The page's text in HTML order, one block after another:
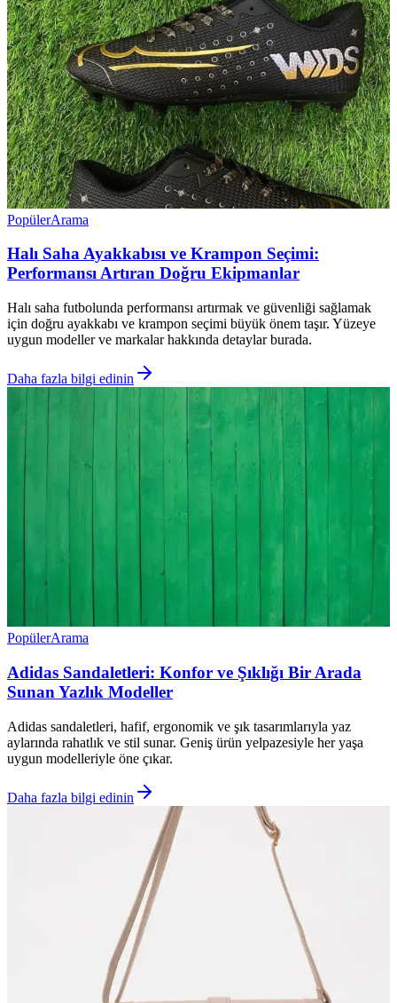
PopülerArama
Halı Saha Ayakkabısı ve Krampon Seçimi:
Performansı Artıran Doğru Ekipmanlar
Halı saha futbolunda performansı artırmak ve güvenliği sağlamak
için doğru ayakkabı ve krampon seçimi büyük önem taşır. Yüzeye
uygun modeller ve markalar hakkında detaylar burada.
Daha fazla bilgi edinin
PopülerArama
Adidas Sandaletleri: Konfor ve Şıklığı Bir Arada
Sunan Yazlık Modeller
Adidas sandaletleri, hafif, ergonomik ve şık tasarımlarıyla yaz
aylarında rahatlık ve stil sunar. Geniş ürün yelpazesiyle her yaşa
uygun modelleriyle öne çıkar.
Daha fazla bilgi edinin